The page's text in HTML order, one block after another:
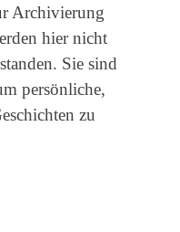
Archivierung
hier nicht
Sie sind
persönliche,
zu